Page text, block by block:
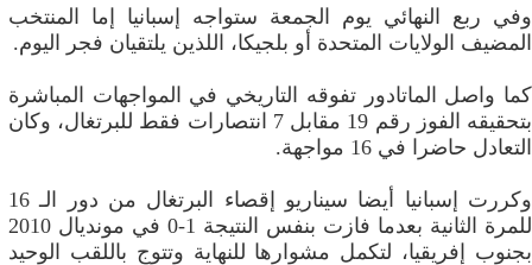
وفي ربع النهائي يوم الجمعة ستواجه إسبانيا إما المنتخب
المضيف الولايات المتحدة أو بلجيكا، اللذين يلتقيان فجر اليوم.
كما واصل الماتادور تفوقه التاريخي في المواجهات المباشرة
بتحقيقه الفوز رقم 19 مقابل 7 انتصارات فقط للبرتغال، وكان
التعادل حاضرا في 16 مواجهة.
وكررت إسبانيا أيضا سيناريو إقصاء البرتغال من دور الـ 16
للمرة الثانية بعدما فازت بنفس النتيجة 1-0 في مونديال 2010
بجنوب إفريقيا، لتكمل مشوارها للنهاية وتتوج باللقب الوحيد